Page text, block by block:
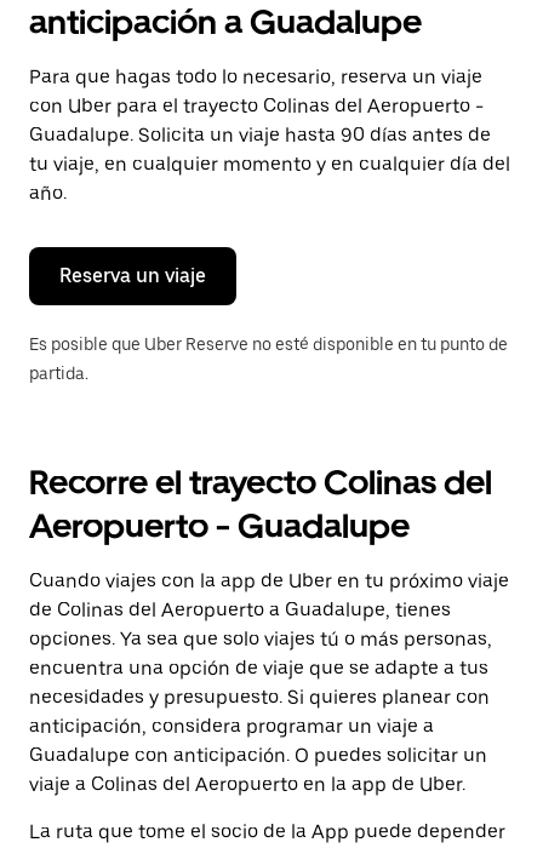
y
selecciona
una
fecha.
Presiona
la
tecla Esc
para
cerrar
calendario.
anticipación a Guadalupe
Para que hagas todo lo necesario, reserva un viaje
con Uber para el trayecto Colinas del Aeropuerto -
Guadalupe. Solicita un viaje hasta 90 días antes de
tu viaje, en cualquier momento y en cualquier día del
año.
Reserva un viaje
Es posible que Uber Reserve no esté disponible en tu punto de
partida.
Recorre el trayecto Colinas del
Aeropuerto - Guadalupe
Cuando viajes con la app de Uber en tu próximo viaje
de Colinas del Aeropuerto a Guadalupe, tienes
opciones. Ya sea que solo viajes tú o más personas,
encuentra una opción de viaje que se adapte a tus
necesidades y presupuesto. Si quieres planear con
anticipación, considera programar un viaje a
Guadalupe con anticipación. O puedes solicitar un
viaje a Colinas del Aeropuerto en la app de Uber.
La ruta que tome el socio de la App puede depender